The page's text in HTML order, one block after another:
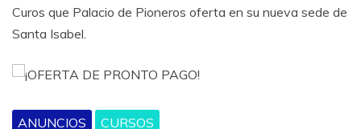
Curos que Palacio de Pioneros oferta en su nueva sede de
Santa Isabel.
ANUNCIOS CURSOS